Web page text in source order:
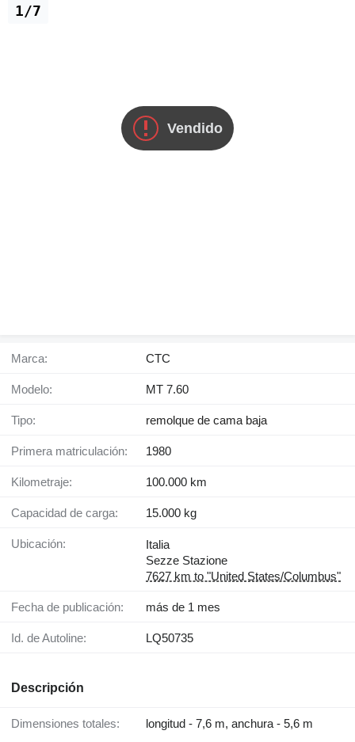
Vendido
1/7
Marca: CTC
Modelo: MT 7.60
Tipo: remolque de cama baja
Primera matriculación: 1980
Kilometraje: 100.000 km
Capacidad de carga: 15.000 kg
Ubicación:
Italia
Sezze Stazione
7627 km to "United States/Columbus"
Fecha de publicación: más de 1 mes
Id. de Autoline: LQ50735
Descripción
Dimensiones totales: longitud - 7,6 m, anchura - 5,6 m